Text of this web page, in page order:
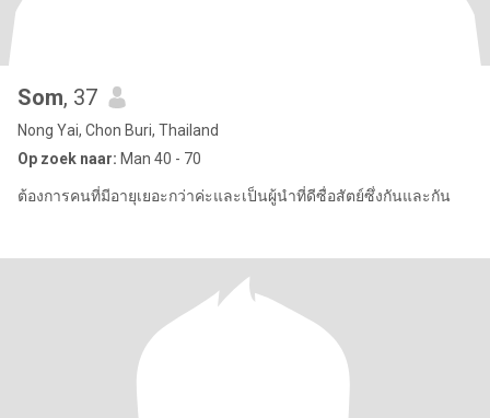
Som, 37
Nong Yai, Chon Buri, Thailand
Op zoek naar: Man 40 - 70
ต้องการคนที่มีอายุเยอะกว่าค่ะและเป็นผู้นำที่ดีซื่อสัตย์ซึ่งกันและกัน